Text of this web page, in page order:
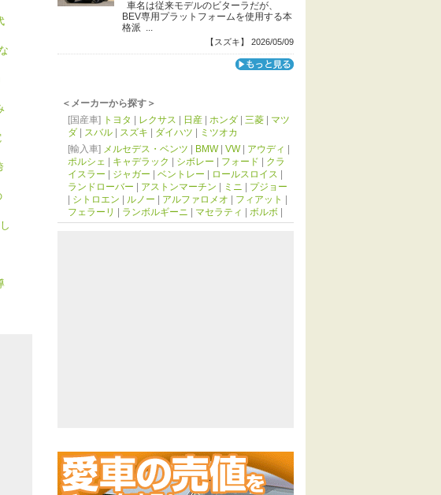
車名は従来モデルのビターラだが、
BEV専用プラットフォームを使用する本
格派 ...
【スズキ】 2026/05/09
＜メーカーから探す＞
[国産車] トヨタ レクサス 日産 ホンダ 三菱
マツ
ダ
スバル スズキ ダイハツ
ミツオカ
[輸入車] メルセデス・ベンツ BMW| VW| アウディ
ポルシェ
キャデラック シボレー フォード
クラ
イスラー
ジャガー ベントレー ロールスロイス
ランドローバー
アストンマーチン ミニ
プジョー
シトロエン ルノー アルファロメオ フィアット
フェラーリ
ランボルギーニ マセラティ ボルボ